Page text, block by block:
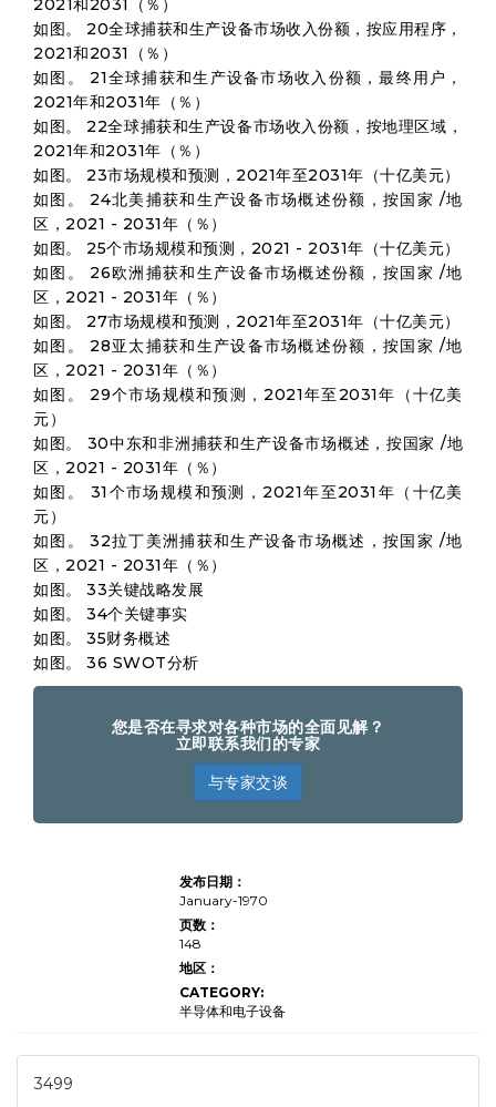
2021和2031（％）
如图。 20全球捕获和生产设备市场收入份额，按应用程序，
2021和2031（％）
如图。 21全球捕获和生产设备市场收入份额，最终用户，
2021年和2031年（％）
如图。 22全球捕获和生产设备市场收入份额，按地理区域，
2021年和2031年（％）
如图。 23市场规模和预测，2021年至2031年（十亿美元）
如图。 24北美捕获和生产设备市场概述份额，按国家 /地
区，2021 - 2031年（％）
如图。 25个市场规模和预测，2021 - 2031年（十亿美元）
如图。 26欧洲捕获和生产设备市场概述份额，按国家 /地
区，2021 - 2031年（％）
如图。 27市场规模和预测，2021年至2031年（十亿美元）
如图。 28亚太捕获和生产设备市场概述份额，按国家 /地
区，2021 - 2031年（％）
如图。 29个市场规模和预测，2021年至2031年（十亿美
元）
如图。 30中东和非洲捕获和生产设备市场概述，按国家 /地
区，2021 - 2031年（％）
如图。 31个市场规模和预测，2021年至2031年（十亿美
元）
如图。 32拉丁美洲捕获和生产设备市场概述，按国家 /地
区，2021 - 2031年（％）
如图。 33关键战略发展
如图。 34个关键事实
如图。 35财务概述
如图。 36 SWOT分析
您是否在寻求对各种市场的全面见解？
立即联系我们的专家
与专家交谈
Video
Lighting
发布日期：
January-1970
页数：
148
地区：
CATEGORY:
半导体和电子设备
3499